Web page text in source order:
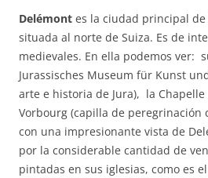
Delémont es la ciudad principal de
situada al norte de Suiza. Es de
medievales. En ella podemos ver:
Jurassisches Museum für Kunst
arte e historia de Jura), la
Vorbourg (capilla de peregrinación
con una impresionante vista de
por la considerable cantidad de
pintadas en sus iglesias, como es